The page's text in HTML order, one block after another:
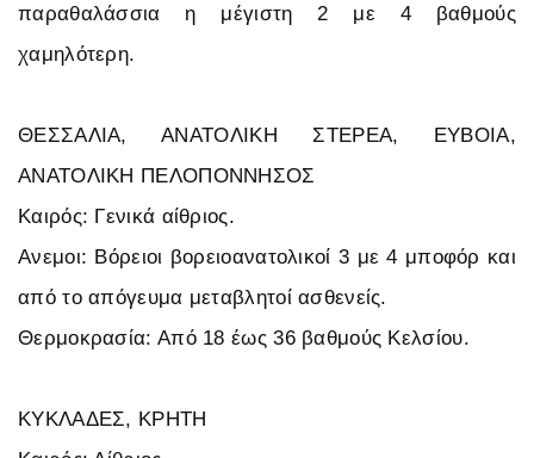
παραθαλάσσια η μέγιστη 2 με 4 βαθμούς
χαμηλότερη.
ΘΕΣΣΑΛΙΑ, ΑΝΑΤΟΛΙΚΗ ΣΤΕΡΕΑ, ΕΥΒΟΙΑ,
ΑΝΑΤΟΛΙΚΗ ΠΕΛΟΠΟΝΝΗΣΟΣ
Καιρός: Γενικά αίθριος.
Ανεμοι: Βόρειοι βορειοανατολικοί 3 με 4 μποφόρ και
από το απόγευμα μεταβλητοί ασθενείς.
Θερμοκρασία: Από 18 έως 36 βαθμούς Κελσίου.
ΚΥΚΛΑΔΕΣ, ΚΡΗΤΗ